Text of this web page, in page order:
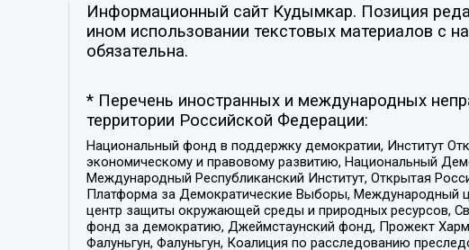
Информационный сайт Кудымкар. Позиция
ином использовании текстовых материалов с
обязательна.
* Перечень иностранных и международных
территории Российской Федерации:
Национальный фонд в поддержку демократии, Институт
экономическому и правовому развитию, Национальный
Международный Республиканский Институт, Открытая
Платформа за Демократические Выборы, Международный
центр защиты окружающей среды и природных ресурсов,
фонд за демократию, Джеймстаунский фонд, Прожект
Фалуньгун, Фалуньгун, Коалиция по расследованию